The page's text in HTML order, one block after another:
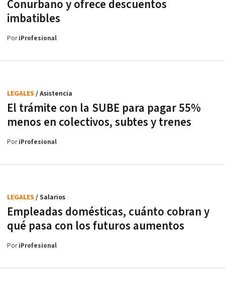
Conurbano y ofrece descuentos
imbatibles
PoriProfesional
El trámite con la SUBE para pagar 55%
menos en colectivos, subtes y trenes
LEGALES / Asistencia
PoriProfesional
Empleadas domésticas, cuánto cobran y
qué pasa con los futuros aumentos
LEGALES / Salarios
PoriProfesional